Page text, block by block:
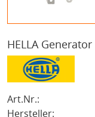
HELLA
Art.Nr.:
Hersteller: